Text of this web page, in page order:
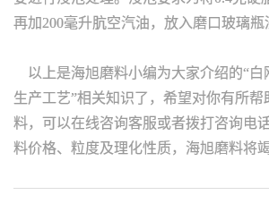
再加200毫升肮空汽油，放入磨口玻璃瓶
以上是海旭磨料小编为大家介绍的“白
生产工艺”相关知识了，希望对你有所
料，可以在线咨询客服或者拨打咨询电
料价格、粒度及理化性质，海旭磨料将